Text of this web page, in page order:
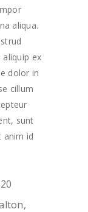
aliqua.
ex
dolor in
cillum
sunt
anim id